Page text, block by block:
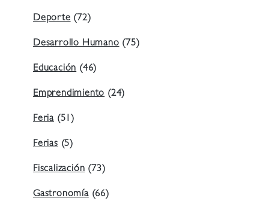
Deporte (72)
Desarrollo Humano (75)
Educación (46)
Emprendimiento (24)
Feria (51)
Ferias (5)
Fiscalización (73)
Gastronomía(66)